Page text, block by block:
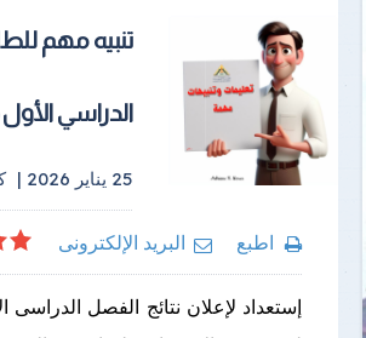
تنبيه مهم
الدراسي الأول 2025-
25 يناير 2026 |
اطبع البريد الإلكترونى
إستعداد لإعلان نتائج الفصل الدراسى